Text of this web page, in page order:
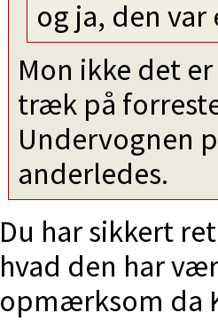
og ja, den
Mon ikke det
træk på
Undervognen
anderledes.
Du har sikkert
hvad den har
opmærksom da